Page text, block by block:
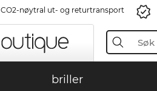
CO2-nøytral ut- og returtransport
briller